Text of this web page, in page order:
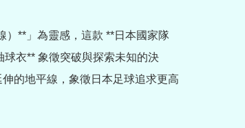
）**」為靈感，這款 **日本國家隊
球衣** 象徵突破與探索未知的決
的地平線，象徵日本足球追求更高